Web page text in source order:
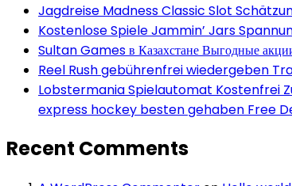
Jagdreise Madness Classic Slot
Kostenlose Spiele Jammin’ Jars
Sultan Games в Казахстане Выгодные
Reel Rush gebührenfrei wiedergeben
Lobstermania Spielautomat Kostenfrei
express hockey besten gehaben Free
Recent Comments